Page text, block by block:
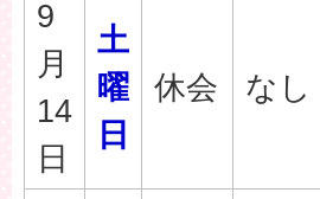
9
月
14
日
土
曜
日
休会 なし